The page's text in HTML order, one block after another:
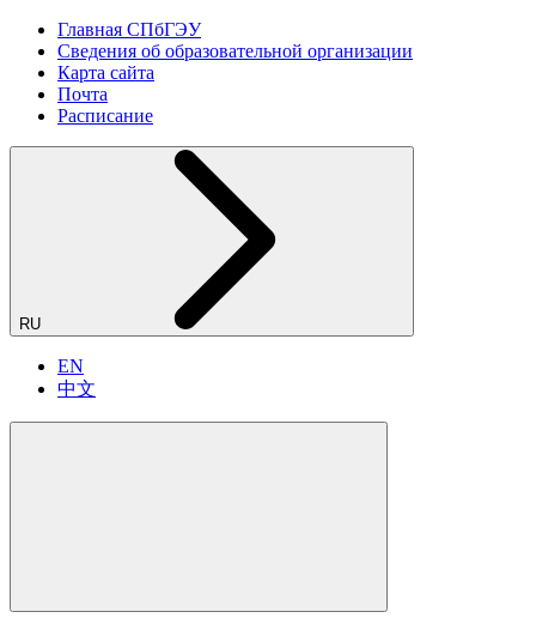
Главная СПбГЭУ
Сведения об образовательной организации
Карта сайта
Почта
Расписание
RU
EN
中文